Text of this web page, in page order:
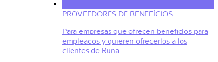
PROVEEDORES DE BENEFÍCIOS
Para empresas que ofrecen beneficios para
empleados y quieren ofrecerlos a los
clientes de Runa.